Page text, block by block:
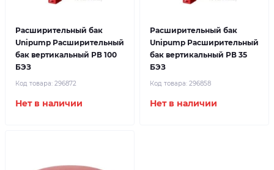
Расширительный бак
Unipump Расширительный
бак вертикальный РВ 100
БЭЗ
Код товара: 296872
Нет в наличии
Расширительный бак
Unipump Расширительный
бак вертикальный РВ 35
БЭЗ
Код товара: 296858
Нет в наличии